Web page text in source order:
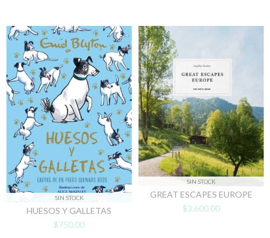
SIN STOCK
HUESOS Y GALLETAS
$750,00
SIN STOCK
GREAT ESCAPES EUROPE
$3.600,00